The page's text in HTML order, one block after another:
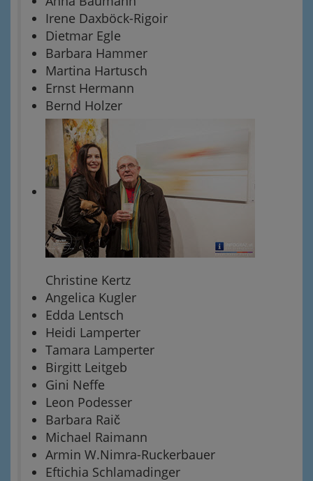
Irene Daxböck-Rigoir
Dietmar Egle
Barbara Hammer
Martina Hartusch
Ernst Hermann
Bernd Holzer
Christine Kertz
Angelica Kugler
Edda Lentsch
Heidi Lamperter
Tamara Lamperter
Birgitt Leitgeb
Gini Neffe
Leon Podesser
Barbara Raič
Michael Raimann
Armin W.Nimra-Ruckerbauer
Eftichia Schlamadinger